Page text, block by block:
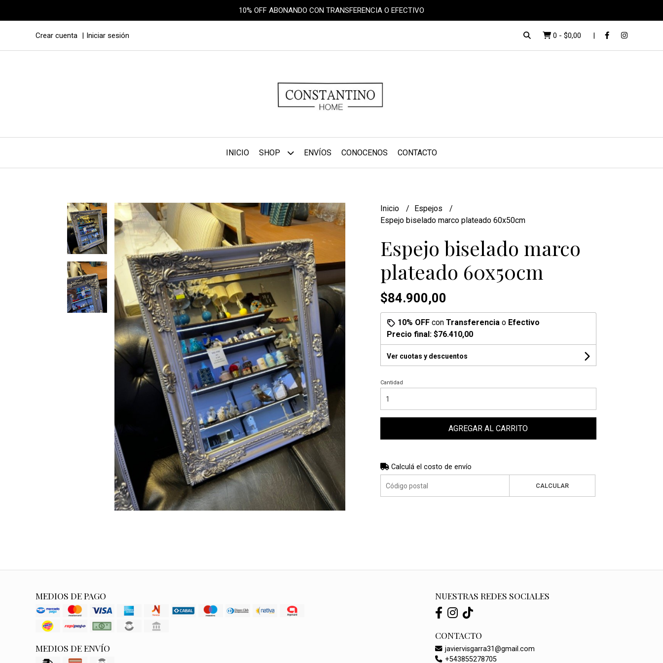
10% OFF ABONANDO CON TRANSFERENCIA O EFECTIVO
Crear cuenta Iniciar sesión 0 - $0,00
INICIO SHOP ENVÍOS CONOCENOS CONTACTO
Inicio
Espejos
Espejo biselado marco plateado 60x50cm
Espejo biselado marco
plateado 60x50cm
$84.900,00
10% OFFcon Transferenciao Efectivo
Precio final: $76.410,00
Ver cuotas y descuentos
Cantidad
AGREGAR AL CARRITO
Calculá el costo de envío
CALCULAR
MEDIOS DE PAGO
MEDIOS DE ENVÍO
NUESTRAS REDES SOCIALES
CONTACTO
javiervisgarra31@gmail.com
+543855278705